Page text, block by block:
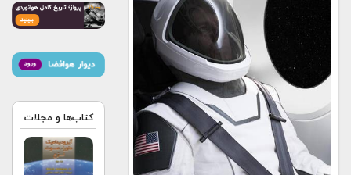
کتاب‌ها و مجلات